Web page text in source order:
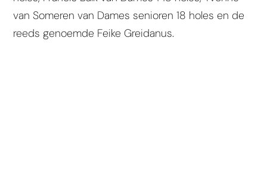
van Someren van Dames senioren 18 holes en de
reeds genoemde Feike Greidanus.